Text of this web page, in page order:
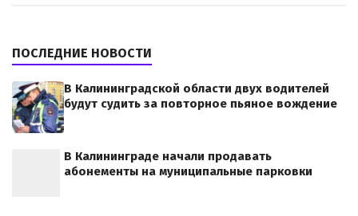
ПОСЛЕДНИЕ НОВОСТИ
В Калининградской области двух водителей
будут судить за повторное пьяное вождение
В Калининграде начали продавать
абонементы на муниципальные парковки